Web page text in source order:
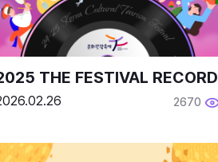
THE FESTIVAL RECORD
2670